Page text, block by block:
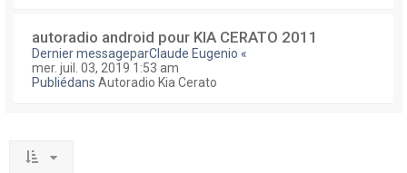
autoradio android pour KIA CERATO 2011
Dernier messageparClaude Eugenio «
mer. juil. 03, 2019 1:53 am
Publiédans Autoradio Kia Cerato